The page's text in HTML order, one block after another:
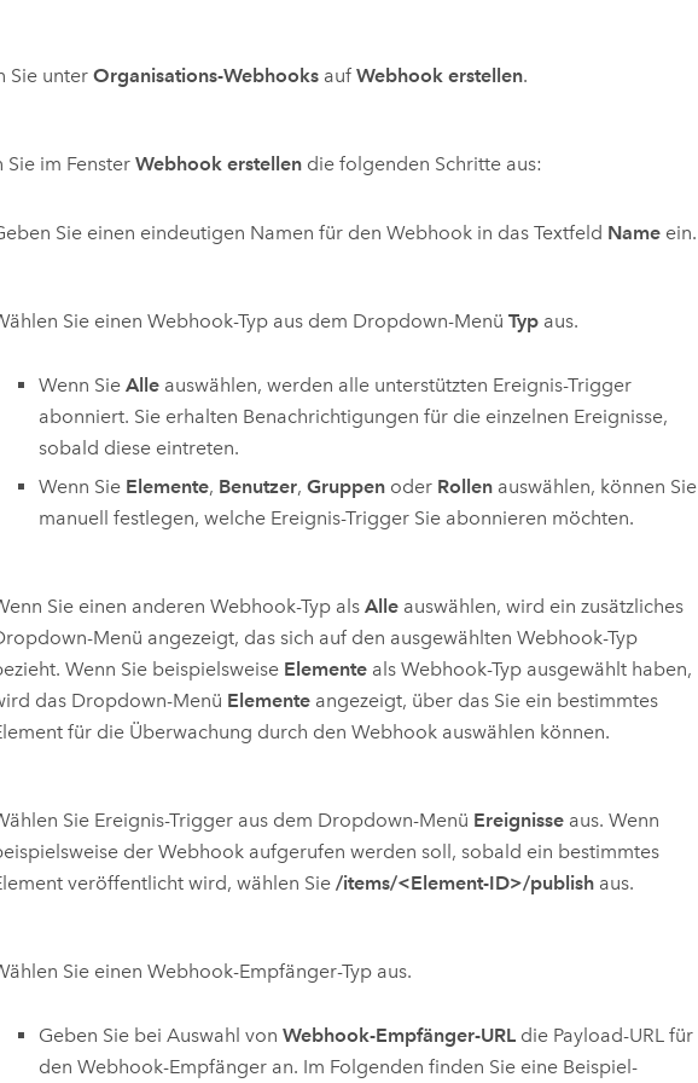
Sie unterOrganisations-Webhooks aufWebhook erstellen.
Sie im FensterWebhook erstellen die folgenden Schritte aus:
Sie einen eindeutigen Namen für den Webhook in das Textfeld Nameein.
Sie einen Webhook-Typ aus dem Dropdown-Menü Typaus.
Wenn Sie Alleauswählen, werden alle unterstützten Ereignis-Trigger
abonniert. Sie erhalten Benachrichtigungen für die einzelnen Ereignisse,
sobald diese eintreten.
Wenn Sie Elemente, Benutzer, Gruppenoder Rollenauswählen, können Sie
manuell festlegen, welche Ereignis-Trigger Sie abonnieren möchten.
Sie einen anderen Webhook-Typ als Alleauswählen, wird ein zusätzliches
Menü angezeigt, das sich auf den ausgewählten Webhook-Typ
Wenn Sie beispielsweise Elementeals Webhook-Typ ausgewählt haben,
das Dropdown-Menü Elementeangezeigt, über das Sie ein bestimmtes
für die Überwachung durch den Webhook auswählen können.
Sie Ereignis-Trigger aus dem Dropdown-Menü Ereignisseaus. Wenn
der Webhook aufgerufen werden soll, sobald ein bestimmtes
veröffentlicht wird, wählen Sie /items/<Element-ID>/publishaus.
Sie einen Webhook-Empfänger-Typ aus.
Geben Sie bei Auswahl von Webhook-Empfänger-URLdie Payload-URL für
den Webhook-Empfänger an. Im Folgenden finden Sie eine Beispiel-